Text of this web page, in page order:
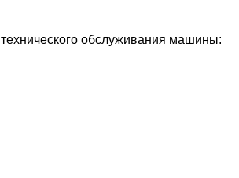
обслуживания машины: